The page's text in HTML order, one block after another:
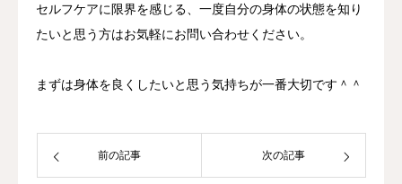
セルフケアに限界を感じる、一度自分の身体の状態を知り
たいと思う方はお気軽にお問い合わせください。
まずは身体を良くしたいと思う気持ちが一番大切です＾＾
前の記事 次の記事